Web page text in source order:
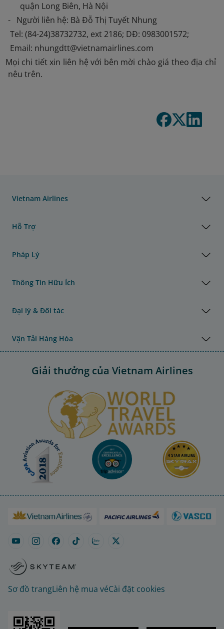
quận Long Biên, Hà Nội
- Người liên hệ: Bà Đỗ Thị Tuyết Nhung
Tel: (84-24)38732732, ext 2186; DĐ: 0983001572;
Email: nhungdtt@vietnamairlines.com
chi tiết xin liên hệ với bên mời chào giá theo địa chỉ
nêu trên.
Vietnam Airlines
Hỗ Trợ
Pháp Lý
Thông Tin Hữu Ích
Đại lý & Đối tác
Vận Tải Hàng Hóa
Giải thưởng của Vietnam Airlines
Sơ đồ trangLiên hệ mua véCài đặt cookies